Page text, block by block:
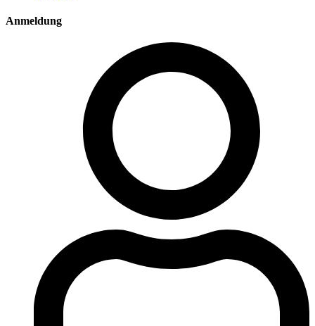
Anmeldung